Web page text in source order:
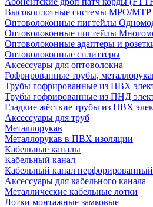
Высокоплотные системы MPO/MTP
Оптоволоконные пигтейлы
Оптоволоконные пигтейлы
Оптоволоконные адаптеры и
Оптоволоконные сплиттеры
Аксессуары для оптоволокна
Гофрированные трубы,
Трубы гофрированные из ПВХ
Трубы гофрированные из ПНД
Гладкие жёсткие трубы из ПВХ
Аксессуары для труб
Металлорукав
Металлорукав в ПВХ изоляции
Кабельные каналы
Кабельный канал
Кабельный канал перфорированный
Аксессуары для кабельного канала
Металлические кабельные лотки
Лотки монтажные замковые